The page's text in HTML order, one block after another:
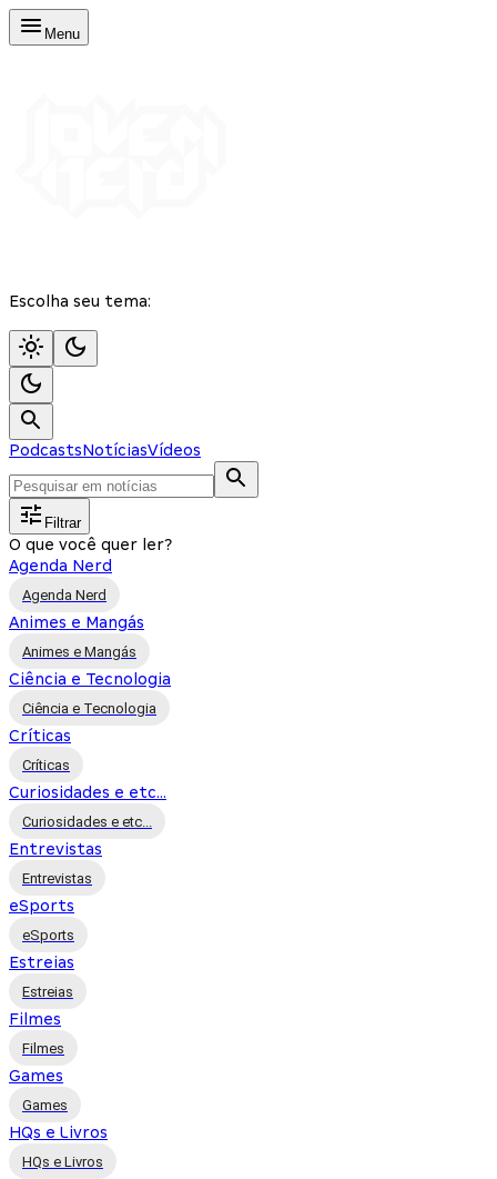
Menu
Escolha seu tema:
PodcastsNotíciasVídeos
Filtrar
O que você quer ler?
Agenda Nerd
Agenda Nerd
Animes e Mangás
Animes e Mangás
Ciência e Tecnologia
Ciência e Tecnologia
Críticas
Críticas
Curiosidades e etc...
Curiosidades e etc...
Entrevistas
Entrevistas
eSports
eSports
Estreias
Estreias
Filmes
Filmes
Games
Games
HQs e Livros
HQs e Livros